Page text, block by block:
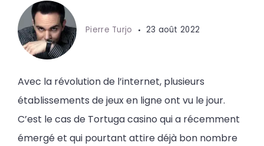
Pierre Turjo 23 août 2022
Avec la révolution de l’internet, plusieurs
établissements de jeux en ligne ont vu le jour.
C’est le cas de Tortuga casino qui a récemment
émergé et qui pourtant attire déjà bon nombre